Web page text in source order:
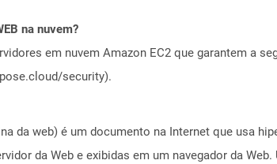
na nuvem?
em nuvem Amazon EC2 que garantem a
security).
da web) é um documento na Internet que usa
da Web e exibidas em um navegador da